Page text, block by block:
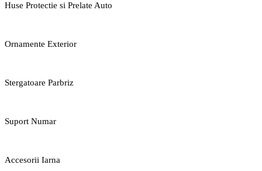
Huse Protectie si Prelate Auto
Ornamente Exterior
Stergatoare Parbriz
Suport Numar
Accesorii Iarna